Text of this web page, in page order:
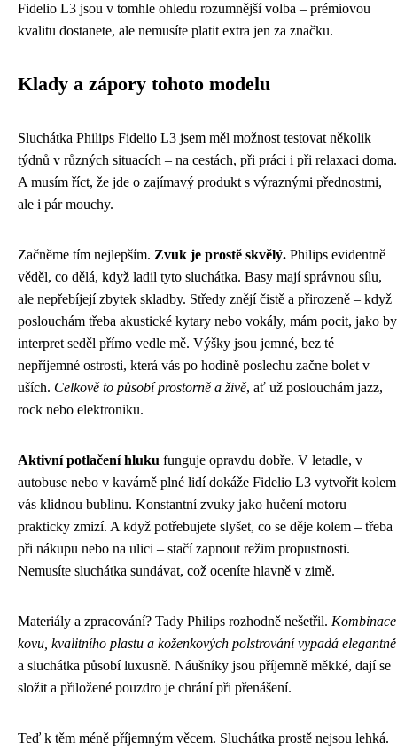
Fidelio L3 jsou v tomhle ohledu rozumnější volba – prémiovou
kvalitu dostanete, ale nemusíte platit extra jen za značku.
Klady a zápory tohoto modelu
Sluchátka Philips Fidelio L3 jsem měl možnost testovat několik
týdnů v různých situacích – na cestách, při práci i při relaxaci doma.
A musím říct, že jde o zajímavý produkt s výraznými přednostmi,
ale i pár mouchy.
Začněme tím nejlepším. Zvuk je prostě skvělý. Philips evidentně
věděl, co dělá, když ladil tyto sluchátka. Basy mají správnou sílu,
ale nepřebíjejí zbytek skladby. Středy znějí čistě a přirozeně – když
poslouchám třeba akustické kytary nebo vokály, mám pocit, jako by
interpret seděl přímo vedle mě. Výšky jsou jemné, bez té
nepříjemné ostrosti, která vás po hodině poslechu začne bolet v
uších. Celkově to působí prostorně a živě, ať už poslouchám jazz,
rock nebo elektroniku.
Aktivní potlačení hluku funguje opravdu dobře. V letadle, v
autobuse nebo v kavárně plné lidí dokáže Fidelio L3 vytvořit kolem
vás klidnou bublinu. Konstantní zvuky jako hučení motoru
prakticky zmizí. A když potřebujete slyšet, co se děje kolem – třeba
při nákupu nebo na ulici – stačí zapnout režim propustnosti.
Nemusíte sluchátka sundávat, což oceníte hlavně v zimě.
Materiály a zpracování? Tady Philips rozhodně nešetřil. Kombinace
kovu, kvalitního plastu a koženkových polstrování vypadá elegantně
a sluchátka působí luxusně. Náušníky jsou příjemně měkké, dají se
složit a přiložené pouzdro je chrání při přenášení.
Teď k těm méně příjemným věcem. Sluchátka prostě nejsou lehká.